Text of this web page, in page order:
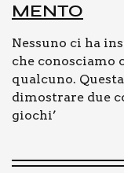
MEN­TO
Nessuno ci ha
che conosciamo
qualcuno.
dimostrare due
giochi’